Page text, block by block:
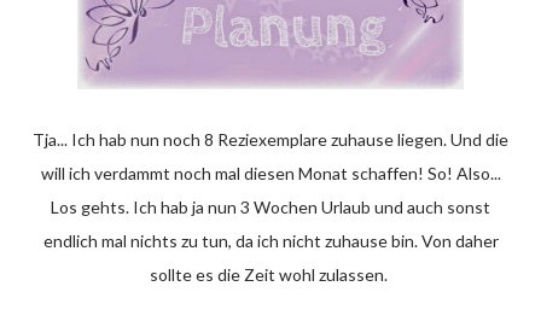
Tja... Ich hab nun noch 8 Reziexemplare zuhause liegen. Und die
will ich verdammt noch mal diesen Monat schaffen! So! Also...
Los gehts. Ich hab ja nun 3 Wochen Urlaub und auch sonst
endlich mal nichts zu tun, da ich nicht zuhause bin. Von daher
sollte es die Zeit wohl zulassen.